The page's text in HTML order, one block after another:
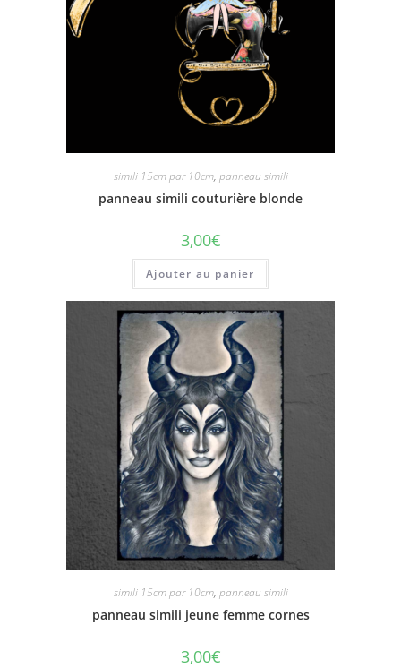
simili 15cm par 10cm, panneau simili
panneau simili couturière blonde
3,00€
Ajouter au panier
simili 15cm par 10cm, panneau simili
panneau simili jeune femme cornes
3,00€